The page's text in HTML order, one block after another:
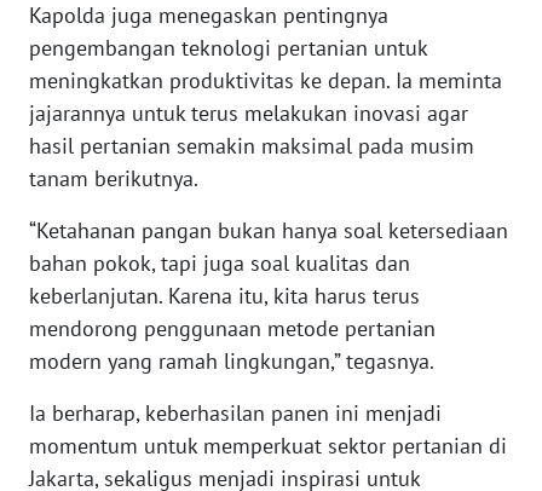
Kapolda juga menegaskan pentingnya
pengembangan teknologi pertanian untuk
meningkatkan produktivitas ke depan. Ia meminta
jajarannya untuk terus melakukan inovasi agar
hasil pertanian semakin maksimal pada musim
tanam berikutnya.
“Ketahanan pangan bukan hanya soal ketersediaan
bahan pokok, tapi juga soal kualitas dan
keberlanjutan. Karena itu, kita harus terus
mendorong penggunaan metode pertanian
modern yang ramah lingkungan,” tegasnya.
Ia berharap, keberhasilan panen ini menjadi
momentum untuk memperkuat sektor pertanian di
Jakarta, sekaligus menjadi inspirasi untuk
WN
NUSANTARA
JOGJA
WN
BALI
WN
WN
KALTENG